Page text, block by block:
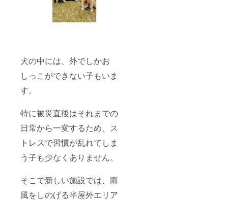
犬の中には、外でしかお
しっこができない子もいま
す。
特に被災直後はそれまでの
日常から一変するため、ス
トレスで習慣が乱れてしま
う子も少なくありません。
そこで新しい施設では、雨
風をしのげる半屋外エリア